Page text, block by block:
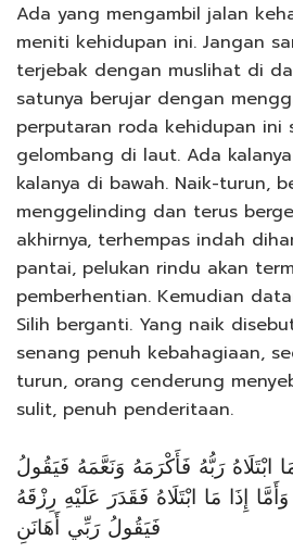
Ada yang mengambil jalan
meniti kehidupan ini. Jangan
terjebak dengan muslihat di
satunya berujar dengan
perputaran roda kehidupan ini
gelombang di laut. Ada
kalanya di bawah. Naik-turun,
menggelinding dan terus
akhirnya, terhempas indah
pantai, pelukan rindu akan
pemberhentian. Kemudian
Silih berganti. Yang naik
senang penuh kebahagiaan,
turun, orang cenderung
sulit, penuh penderitaan.
ابْتَلَاهُ رَبُّهُ فَأَكْرَمَهُ وَنَعَّمَهُ فَيَقُولُ
أَكْرَمَنِ (15) وَأَمَّا إِذَا مَا ابْتَلَاهُ فَقَدَرَ عَلَيْهِ رِزْقَهُ
فَيَقُولُ رَبِّي أَهَانَنِ